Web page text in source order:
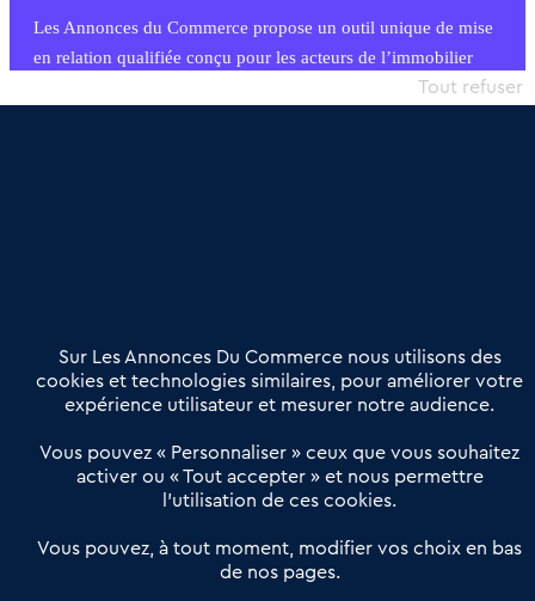
Les Annonces du Commerce propose un outil unique de mise
en relation qualifiée conçu pour les acteurs de l’immobilier
commercial et les collectivités territoriales, simple et intégrant
Offres Pro
Actualités
Qui sommes nous ?
Derniers articles
Réseau 3C : un partenaire national dédié aux transactions
Petitscommerces : Un partenariat au service du commerce de
proximité et des territoires
Sur Les Annonces Du Commerce nous utilisons des
cookies et technologies similaires, pour améliorer votre
expérience utilisateur et mesurer notre audience.
Vous pouvez « Personnaliser » ceux que vous souhaitez
activer ou « Tout accepter » et nous permettre
l’utilisation de ces cookies.
Vous pouvez, à tout moment, modifier vos choix en bas
de nos pages.
Tout refuser